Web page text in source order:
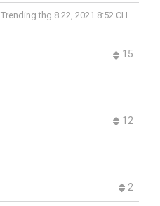
Trending thg 8 22, 2021 8:52 CH
15
12
2